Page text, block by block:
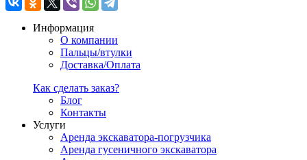
Информация
О компании
Пальцы/втулки
Доставка/Оплата
Как сделать заказ?
Блог
Контакты
Услуги
Аренда экскаватора-погрузчика
Аренда гусеничного экскаватора